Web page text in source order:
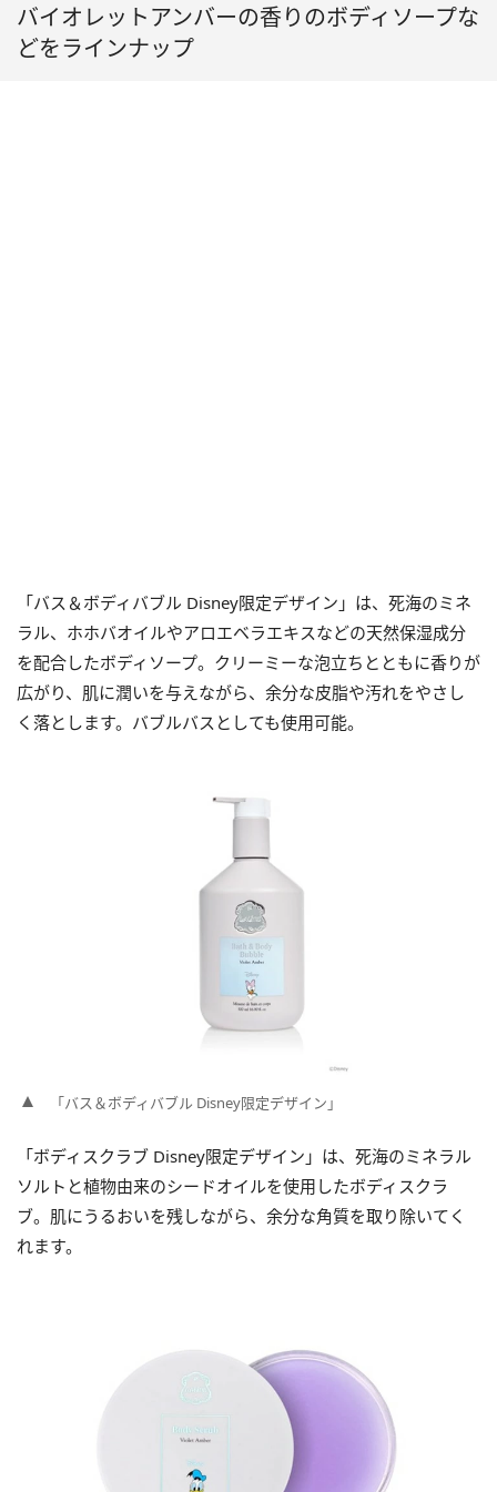
バイオレットアンバーの香りのボディソープな
どをラインナップ
「バス＆ボディバブル Disney限定デザイン」は、死海のミネ
ラル、ホホバオイルやアロエベラエキスなどの天然保湿成分
を配合したボディソープ。クリーミーな泡立ちとともに香りが
広がり、肌に潤いを与えながら、余分な皮脂や汚れをやさし
く落とします。バブルバスとしても使用可能。
「バス＆ボディバブル Disney限定デザイン」
「ボディスクラブ Disney限定デザイン」は、死海のミネラル
ソルトと植物由来のシードオイルを使用したボディスクラ
ブ。肌にうるおいを残しながら、余分な角質を取り除いてく
れます。